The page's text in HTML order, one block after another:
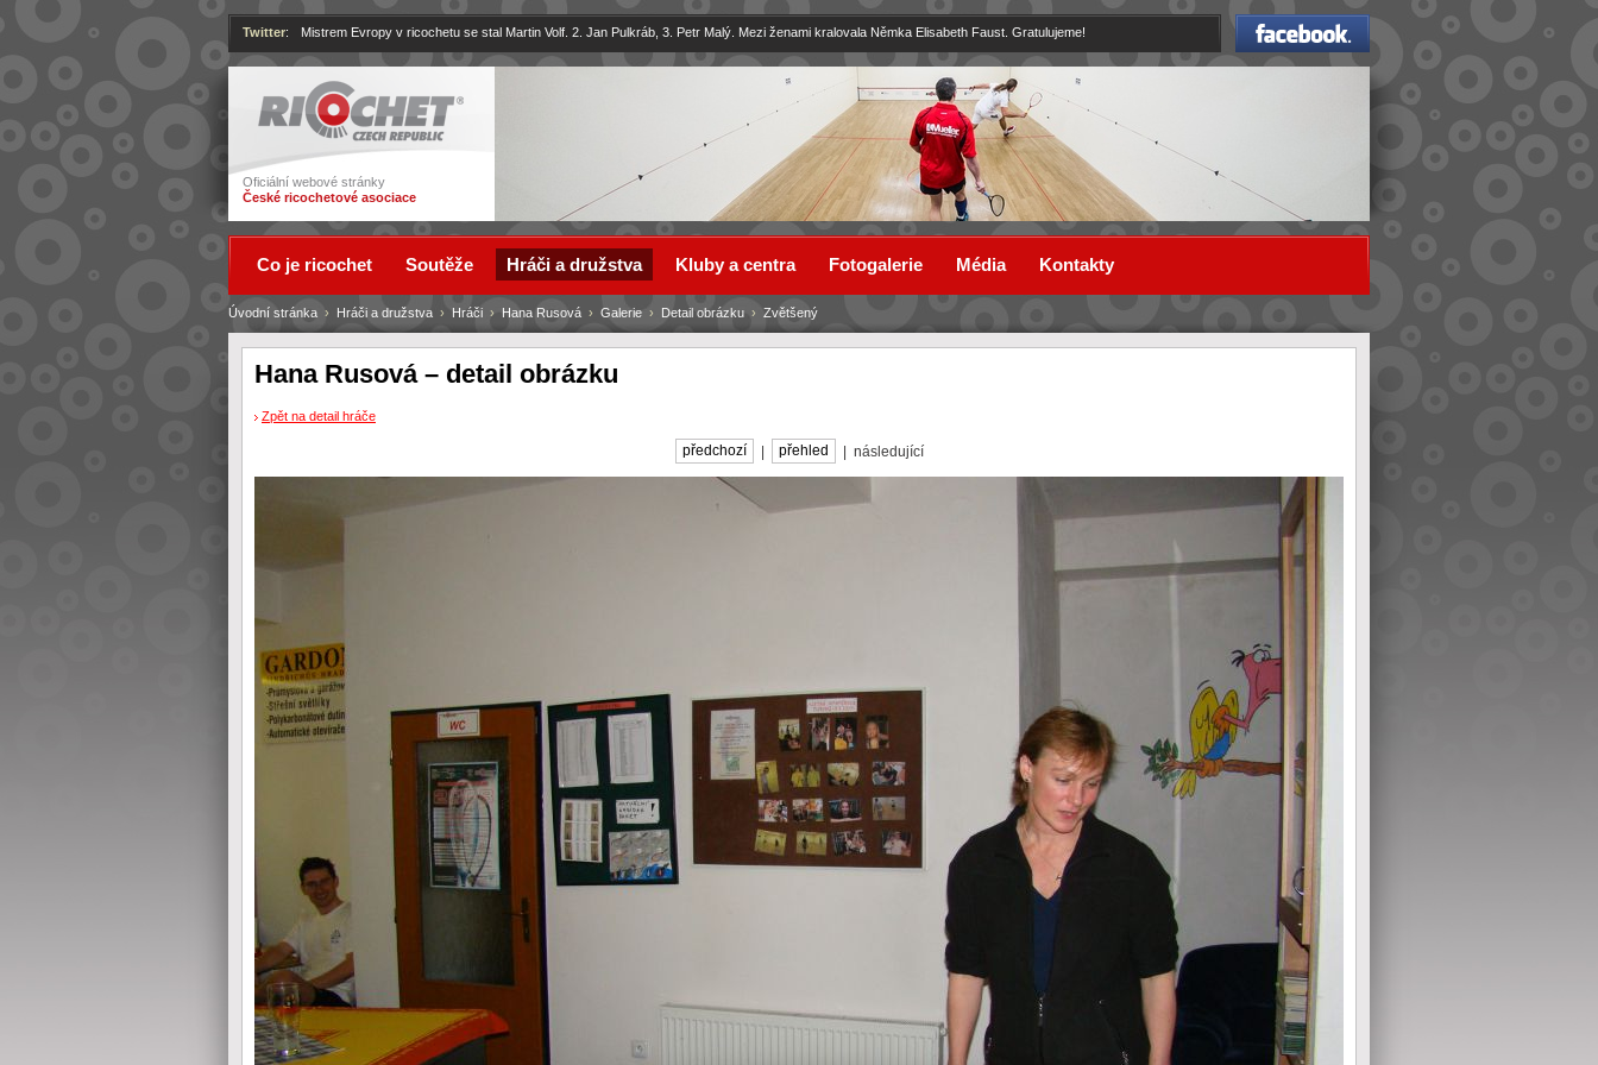
Ricochet
Oficiální webové stránky
České ricochetové asociace
Facebook
Twitter: Mistrem Evropy v ricochetu se stal Martin Volf. 2. Jan Pulkráb, 3. Petr Malý. Mezi ženami kralovala Němka Elisabeth Faust. Gratulujeme!
Hana Rusová – detail obrázku
Zpět na detail hráče
předchozí | přehled | následující
Úvodní stránka › Hráči a družstva › Hráči › Hana Rusová › Galerie › Detail obrázku › Zvětšený
Co je ricochet Soutěže Hráči a družstva Kluby a centra Fotogalerie Média Kontakty